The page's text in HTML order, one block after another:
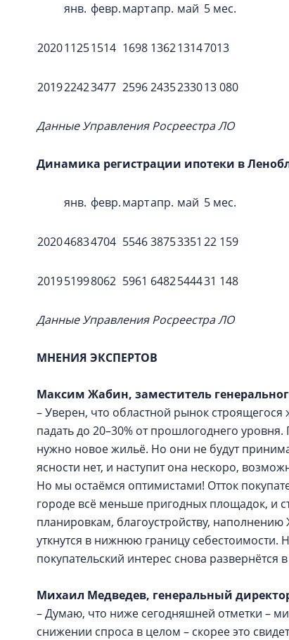
янв. февр.мартапр. май 5 мес.
202011251514 1698 136213147013
201922423477 25962435233013 080
Данные Управления Росреестра ЛО
Динамика регистрации ипотеки в
янв. февр.мартапр. май 5 мес.
202046834704 554638753351 22 159
201951998062 5961 6482544431 148
Данные Управления Росреестра ЛО
МНЕНИЯ ЭКСПЕРТОВ
Максим Жабин, заместитель
– Уверен, что областной рынок
падать до 20–30% от прошлогоднего
нужно новое жильё. Но они не будут
ясности нет, и наступит она нескоро,
Но мы остаёмся оптимистами! Отток
городе всё меньше пригодных площадок, и
планировкам, благоустройству,
уткнутся в нижнюю границу себестоимости.
покупательский интерес снова развернётся
Михаил Медведев, генеральный
– Думаю, что ниже сегодняшней отметки –
снижении спроса в целом – скорее это